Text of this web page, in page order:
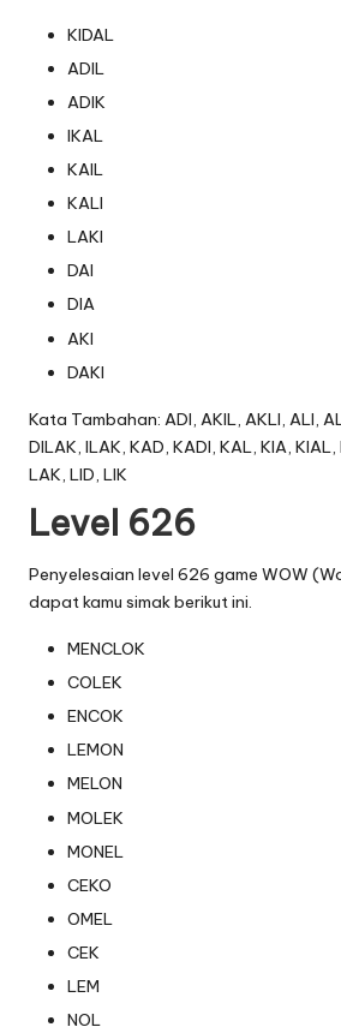
KIDAL
ADIL
ADIK
IKAL
KAIL
KALI
LAKI
DAI
DIA
AKI
DAKI
Kata Tambahan: ADI, AKIL, AKLI, ALI,
DILAK, ILAK, KAD, KADI, KAL, KIA,
LAK, LID, LIK
Level 626
Penyelesaian level 626 game WOW
dapat kamu simak berikut ini.
MENCLOK
COLEK
ENCOK
LEMON
MELON
MOLEK
MONEL
CEKO
OMEL
CEK
LEM
NOL